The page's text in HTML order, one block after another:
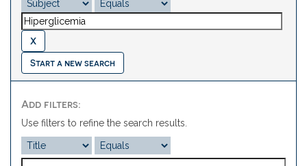
Start a new search
Add filters:
Use filters to refine the search results.